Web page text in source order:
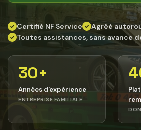
✓ Certifié NF Service ✓ Agréé
✓ Toutes assistances, sans avance
30+
Années d'expérience
ENTREPRISE FAMILIALE